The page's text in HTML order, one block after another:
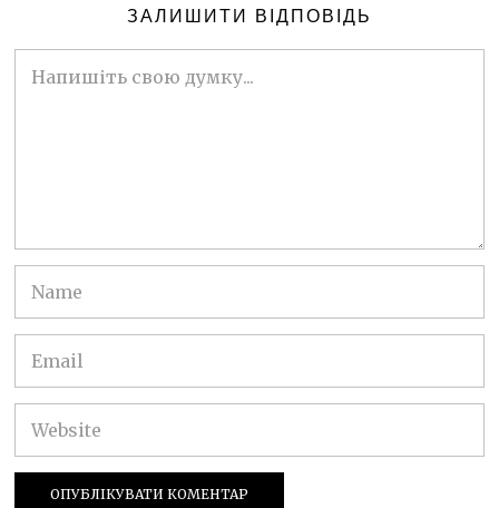
ЗАЛИШИТИ ВІДПОВІДЬ